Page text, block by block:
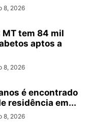
8, 2026
MT tem 84 mil
aptos a
8, 2026
é encontrado
residência em...
8, 2026